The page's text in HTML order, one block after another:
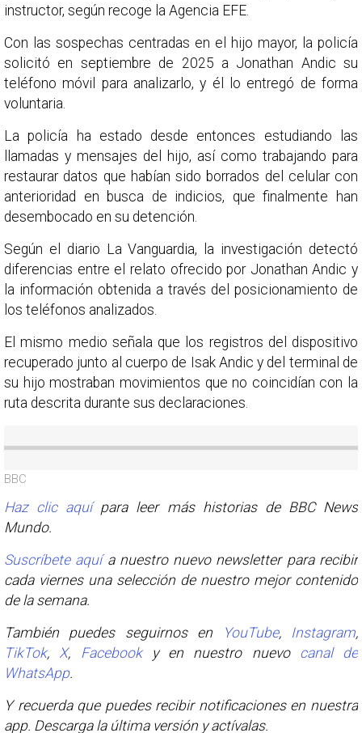
instructor, según recoge la Agencia EFE.
Con las sospechas centradas en el hijo mayor, la policía
solicitó en septiembre de 2025 a Jonathan Andic su
teléfono móvil para analizarlo, y él lo entregó de forma
voluntaria.
La policía ha estado desde entonces estudiando las
llamadas y mensajes del hijo, así como trabajando para
restaurar datos que habían sido borrados del celular con
anterioridad en busca de indicios, que finalmente han
desembocado en su detención.
Según el diario La Vanguardia, la investigación detectó
diferencias entre el relato ofrecido por Jonathan Andic y
la información obtenida a través del posicionamiento de
los teléfonos analizados.
El mismo medio señala que los registros del dispositivo
recuperado junto al cuerpo de Isak Andic y del terminal de
su hijo mostraban movimientos que no coincidían con la
ruta descrita durante sus declaraciones.
BBC
Haz clic aquípara leer más historias de BBC News
Mundo.
Suscríbete aquía nuestro nuevo newsletter para recibir
cada viernes una selección de nuestro mejor contenido
de la semana.
También puedes seguirnos en
YouTube, Instagram,
TikTok,X, Facebooky en nuestro nuevo canal de
WhatsApp.
Y recuerda que puedes recibir notificaciones en nuestra
app. Descarga la última versión y actívalas.